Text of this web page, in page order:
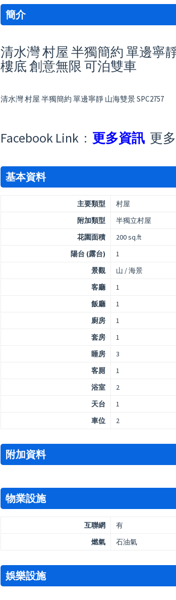
簡介
清水灣 村屋 半獨簡約 單邊寧
樓底 創意無限 可泊雙車
清水灣 村屋 半獨簡約 單邊寧靜 山海雙景 SPC2757
Facebook Link : 更多資訊 更
基本資料
主要類型
村屋
附加類型
半獨立村屋
花園面積
200 sq.ft
陽台 (露台)
1
景觀
山 / 海景
客廳
1
飯廳
1
廚房
1
套房
1
睡房
3
客厠
1
浴室
2
天台
1
車位
2
附加資料
物業設施
互聯網
有
燃氣
石油氣
娛樂設施